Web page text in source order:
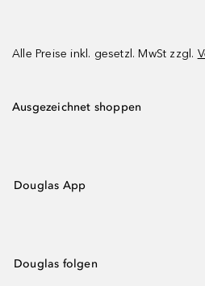
Alle Preise inkl. gesetzl. MwSt zzgl.
Ausgezeichnet shoppen
Douglas App
Douglas folgen